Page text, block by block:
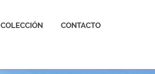
COLECCIÓN CONTACTO